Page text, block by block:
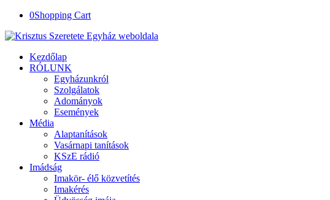
0Shopping Cart
Kezdőlap
RÓLUNK
Egyházunkról
Szolgálatok
Adományok
Események
Média
Alaptanítások
Vasárnapi tanítások
KSzE rádió
Imádság
Imakör- élő közvetítés
Imakérés